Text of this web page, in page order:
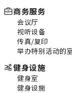
商务服务
会议厅
视听设备
传真/复印
举办特别活动的
健身设施
健身室
健身设施